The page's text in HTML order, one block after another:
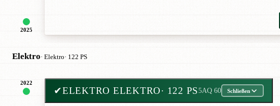
2025
Elektro· Elektro· 122 PS
2022
✔ELEKTRO ELEKTRO· 122 PS5AQ 60 Schließen